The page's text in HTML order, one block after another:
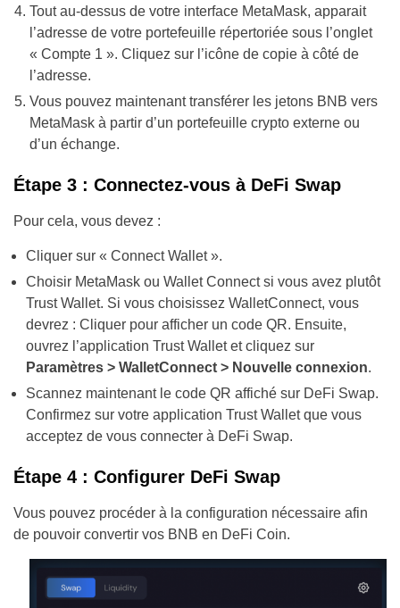
Tout au-dessus de votre interface MetaMask, apparait
l’adresse de votre portefeuille répertoriée sous l’onglet
« Compte 1 ». Cliquez sur l’icône de copie à côté de
l’adresse.
Vous pouvez maintenant transférer les jetons BNB vers
MetaMask à partir d’un portefeuille crypto externe ou
d’un échange.
Étape 3 : Connectez-vous à DeFi Swap
Pour cela, vous devez :
Cliquer sur « Connect Wallet ».
Choisir MetaMask ou Wallet Connect si vous avez plutôt
Trust Wallet. Si vous choisissez WalletConnect, vous
devrez : Cliquer pour afficher un code QR. Ensuite,
ouvrez l’application Trust Wallet et cliquez sur
Paramètres > WalletConnect > Nouvelle connexion.
Scannez maintenant le code QR affiché sur DeFi Swap.
Confirmez sur votre application Trust Wallet que vous
acceptez de vous connecter à DeFi Swap.
Étape 4 : Configurer DeFi Swap
Vous pouvez procéder à la configuration nécessaire afin
de pouvoir convertir vos BNB en DeFi Coin.